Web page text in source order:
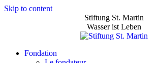
Skip to content
Stiftung St. Martin
Wasser ist Leben
Fondation